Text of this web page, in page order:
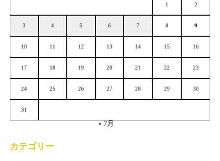
1 2
3 4 5 6 7 8 9
10 11 12 13 14 15 16
17 18 19 20 21 22 23
24 25 26 27 28 29 30
31
« 7月
カテゴリー